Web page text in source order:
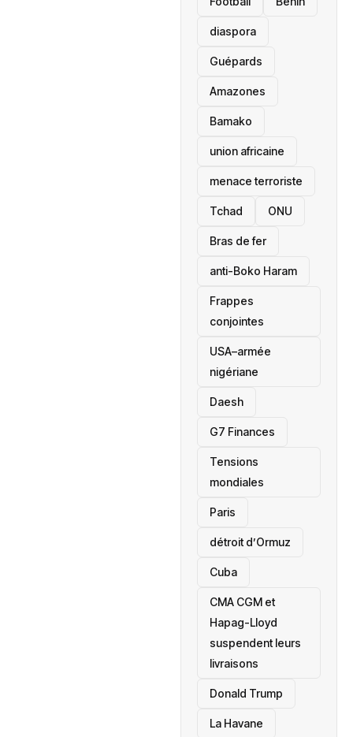
diaspora
Guépards
Amazones
Bamako
union africaine
menace terroriste
‎Tchad ONU
Bras de fer
anti-Boko Haram
Frappes
conjointes
USA–armée
nigériane
Daesh
‎G7 Finances
Tensions
mondiales
Paris
détroit d’Ormuz
‎Cuba
CMA CGM et
Hapag-Lloyd
suspendent leurs
livraisons
Donald Trump
La Havane